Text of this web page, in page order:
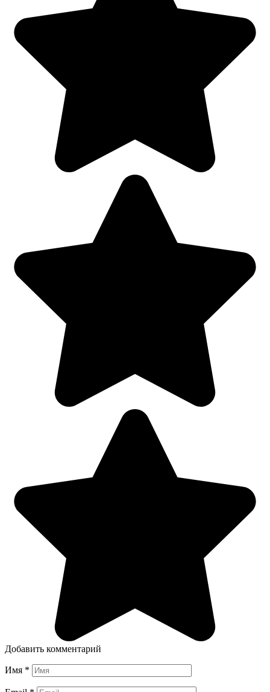
Добавить комментарий
Имя *